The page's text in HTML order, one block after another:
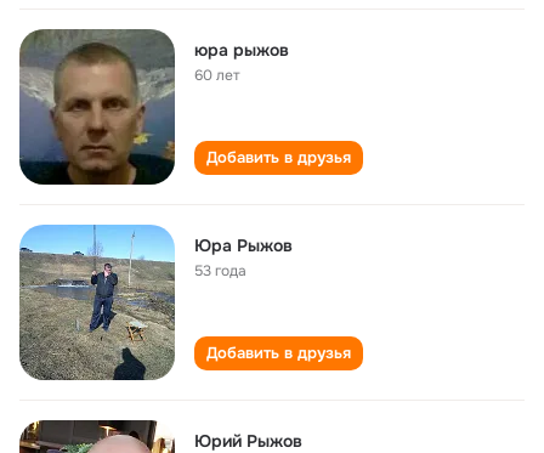
юра рыжов
60 лет
Добавить в друзья
Юра Рыжов
53 года
Добавить в друзья
Юрий Рыжов